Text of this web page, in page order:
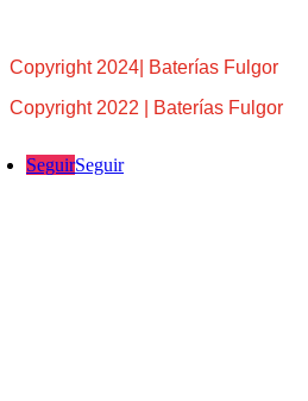
Copyright 2024| Baterías Fulgor
Copyright 2022 | Baterías Fulgor
SeguirSeguir